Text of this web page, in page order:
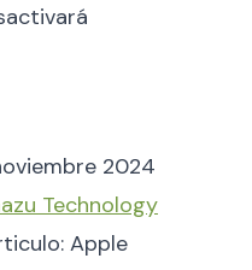
2024
Technology
Apple